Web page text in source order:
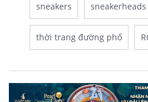
sneakers sneakerheads
thời trang đường phố